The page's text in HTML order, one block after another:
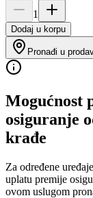
1
Dodaj u korpu
Pronađi u
Mogućnost
osiguranje
krađe
Za određene
uplatu premije
ovom uslugom